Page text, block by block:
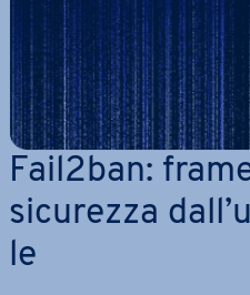
Fail2ban:
sicurezza
le